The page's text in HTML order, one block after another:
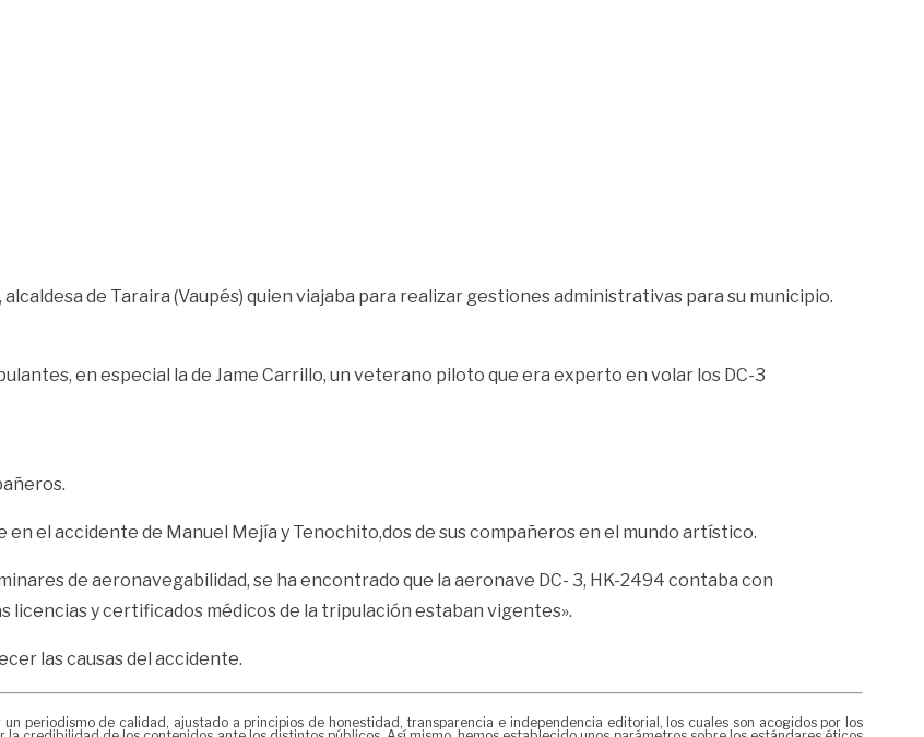
de Taraira (Vaupés) quien viajaba para realizar gestiones administrativas para su municipio.
en especial la de Jame Carrillo, un veterano piloto que era experto en volar los DC-3
el accidente de Manuel Mejía y Tenochito,dos de sus compañeros en el mundo artístico.
de aeronavegabilidad, se ha encontrado que la aeronave DC- 3, HK-2494 contaba con
y certificados médicos de la tripulación estaban vigentes».
las causas del accidente.
un periodismo de calidad, ajustado a principios de honestidad, transparencia e independencia editorial, los cuales son acogidos por los